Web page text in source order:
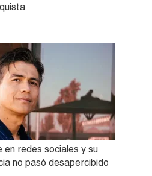
redes sociales y su
no pasó desapercibido